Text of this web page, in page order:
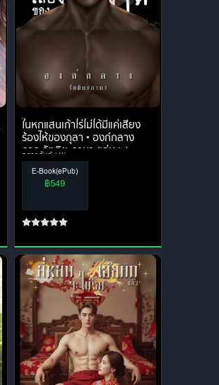
ในหกแสนเก้าไร่ไม่ได้มีแค่เสียง
ร้องไห้ของกุลา • องก์กลาง
ภาค รัตติยะกามา (เล่ม ๒)
อรรคธันว์ Xiravarun
E-Book(ePub)
฿549